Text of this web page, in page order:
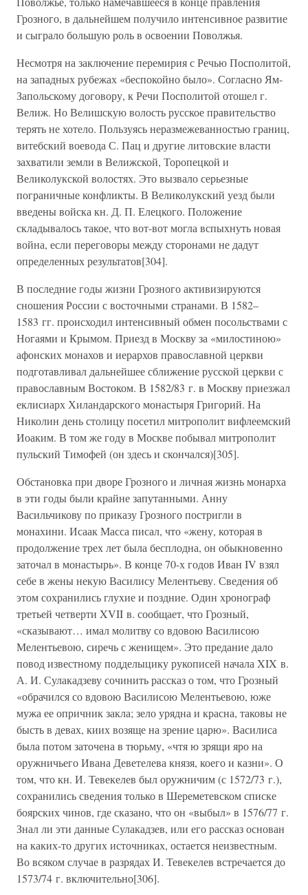
Грозного, в дальнейшем получило интенсивное развитие
и сыграло большую роль в освоении Поволжья.
Несмотря на заключение перемирия с Речью Посполитой,
на западных рубежах «беспокойно было». Согласно Ям-
Запольскому договору, к Речи Посполитой отошел г.
Велиж. Но Велишскую волость русское правительство
терять не хотело. Пользуясь неразмежеванностью границ,
витебский воевода С. Пац и другие литовские власти
захватили земли в Велижской, Торопецкой и
Великолукской волостях. Это вызвало серьезные
пограничные конфликты. В Великолукский уезд были
введены войска кн. Д. П. Елецкого. Положение
складывалось такое, что вот-вот могла вспыхнуть новая
война, если переговоры между сторонами не дадут
определенных результатов[304].
В последние годы жизни Грозного активизируются
сношения России с восточными странами. В 1582–
1583 гг. происходил интенсивный обмен посольствами с
Ногаями и Крымом. Приезд в Москву за «милостиною»
афонских монахов и иерархов православной церкви
подготавливал дальнейшее сближение русской церкви с
православным Востоком. В 1582/83 г. в Москву приезжал
еклисиарх Хиландарского монастыря Григорий. На
Николин день столицу посетил митрополит вифлеемский
Иоаким. В том же году в Москве побывал митрополит
пульский Тимофей (он здесь и скончался)[305].
Обстановка при дворе Грозного и личная жизнь монарха
в эти годы были крайне запутанными. Анну
Васильчикову по приказу Грозного постригли в
монахини. Исаак Масса писал, что «жену, которая в
продолжение трех лет была бесплодна, он обыкновенно
заточал в монастырь». В конце 70-х годов Иван IV взял
себе в жены некую Василису Мелентьеву. Сведения об
этом сохранились глухие и поздние. Один хронограф
третьей четверти XVII в. сообщает, что Грозный,
«сказывают… имал молитву со вдовою Василисою
Мелентьевою, сиречь с женищем». Это предание дало
повод известному подделыцику рукописей начала XIX в.
А. И. Сулакадзеву сочинить рассказ о том, что Грозный
«обрачился со вдовою Василисою Мелентьевою, юже
мужа ее опричник закла; зело урядна и красна, таковы не
бысть в девах, киих возяще на зрение царю». Василиса
была потом заточена в тюрьму, «чтя ю зрящи яро на
оружничьего Ивана Деветелева князя, коего и казни». О
том, что кн. И. Тевекелев был оружничим (с 1572/73 г.),
сохранились сведения только в Шереметевском списке
боярских чинов, где сказано, что он «выбыл» в 1576/77 г.
Знал ли эти данные Сулакадзев, или его рассказ основан
на каких-то других источниках, остается неизвестным.
Во всяком случае в разрядах И. Тевекелев встречается до
1573/74 г. включительно[306].